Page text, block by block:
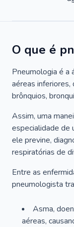
O que é
Pneumologia é a
aéreas inferiores,
brônquios,
Assim, uma
especialidade de
ele previne,
respiratórias de
Entre as
pneumologista
Asma,
aéreas,